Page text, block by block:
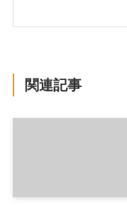
関連記事